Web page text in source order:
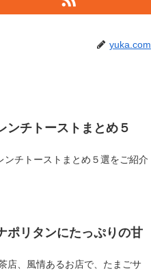
yuka.com
ンチトーストまとめ５
チトーストまとめ５選をご紹介
ポリタンにたっぷりの甘
店、風情あるお店で、たまごサ